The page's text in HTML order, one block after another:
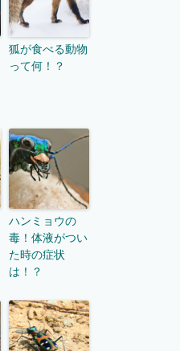
狐が食べる動物
って何！？
ハンミョウの
毒！体液がつい
た時の症状
は！？